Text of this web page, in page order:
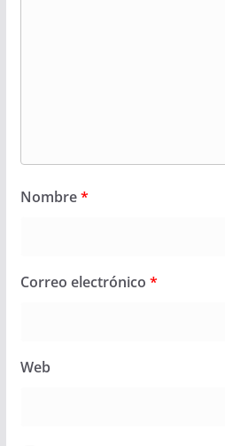
Nombre*
Correo electrónico *
Web